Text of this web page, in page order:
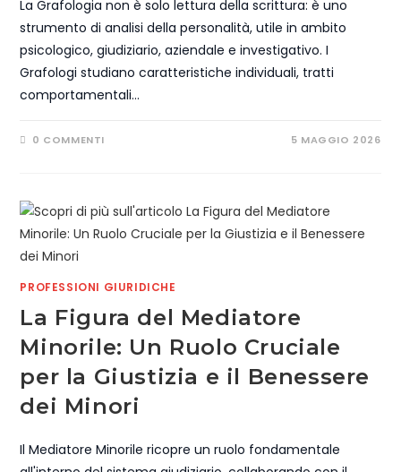
La Grafologia non è solo lettura della scrittura: è uno
strumento di analisi della personalità, utile in ambito
psicologico, giudiziario, aziendale e investigativo. I
Grafologi studiano caratteristiche individuali, tratti
comportamentali…
0 COMMENTI 5 MAGGIO 2026
PROFESSIONI GIURIDICHE
La Figura del Mediatore
Minorile: Un Ruolo Cruciale
per la Giustizia e il Benessere
dei Minori
Il Mediatore Minorile ricopre un ruolo fondamentale